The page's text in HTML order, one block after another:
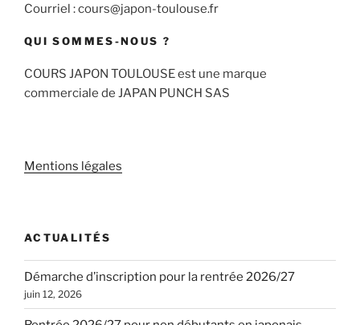
Courriel : cours@japon-toulouse.fr
QUI SOMMES-NOUS ?
COURS JAPON TOULOUSE est une marque
commerciale de JAPAN PUNCH SAS
Mentions légales
ACTUALITÉS
Démarche d’inscription pour la rentrée 2026/27
juin 12, 2026